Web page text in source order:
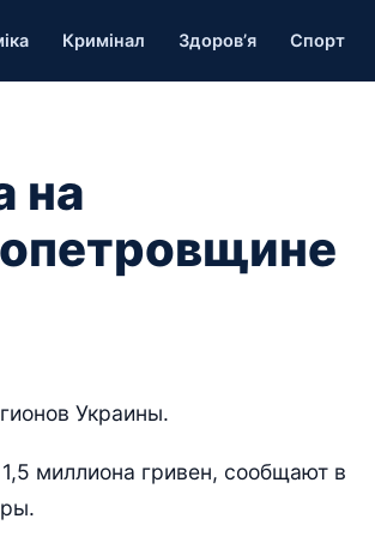
Кримінал Здоров’я Спорт
на
Украины.
миллиона гривен, сообщают в